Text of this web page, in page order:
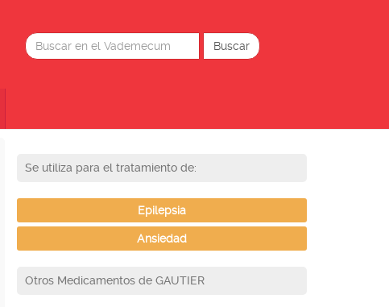
Se utiliza para el tratamiento de:
Epilepsia
Ansiedad
Otros Medicamentos de GAUTIER